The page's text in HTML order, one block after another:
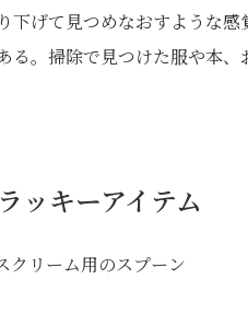
下げて見つめなおすような
る。掃除で見つけた服や本
ッキーアイテム
クリーム用のスプーン